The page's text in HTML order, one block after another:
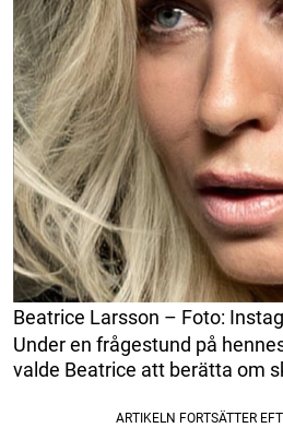
Beatrice Larsson – Foto:
Under en frågestund på
valde Beatrice att berätta om